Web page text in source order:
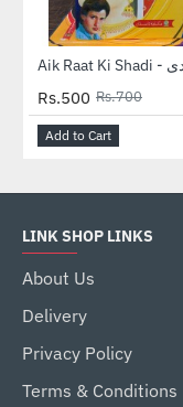
Rs.500 Rs.700
Add to Cart
LINK SHOP LINKS
About Us
Delivery
Privacy Policy
Terms & Conditions